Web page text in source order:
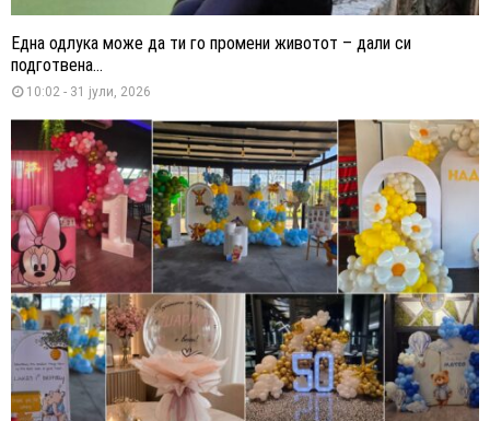
Една одлука може да ти го промени животот – дали си
подготвена...
10:02 - 31 јули, 2026